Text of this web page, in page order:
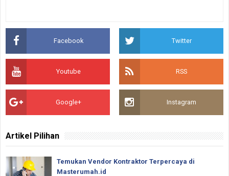
Facebook Twitter
Youtube RSS
Google+ Instagram
Artikel Pilihan
Temukan Vendor Kontraktor Terpercaya di
Masterumah.id